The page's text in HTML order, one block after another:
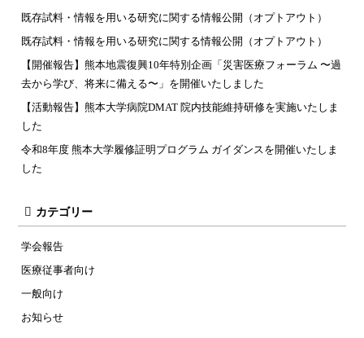
既存試料・情報を用いる研究に関する情報公開（オプトアウト）
既存試料・情報を用いる研究に関する情報公開（オプトアウト）
【開催報告】熊本地震復興10年特別企画「災害医療フォーラム 〜過
去から学び、将来に備える〜」を開催いたしました
【活動報告】熊本大学病院DMAT 院内技能維持研修を実施いたしま
した
令和8年度 熊本大学履修証明プログラム ガイダンスを開催いたしま
した
カテゴリー
学会報告
医療従事者向け
一般向け
お知らせ